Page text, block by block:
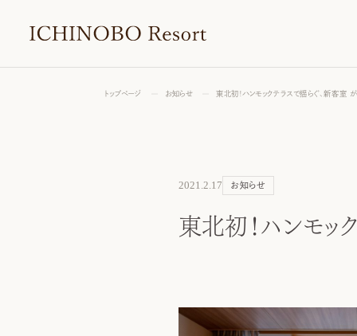
トップページ お知らせ 東北初！ハンモックテラスで揺らぐ、新客
2021.2.17 お知らせ
東北初！ハンモッ